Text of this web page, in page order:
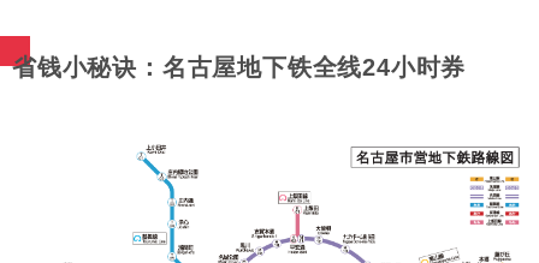
省钱小秘诀：名古屋地下铁全线24小时券